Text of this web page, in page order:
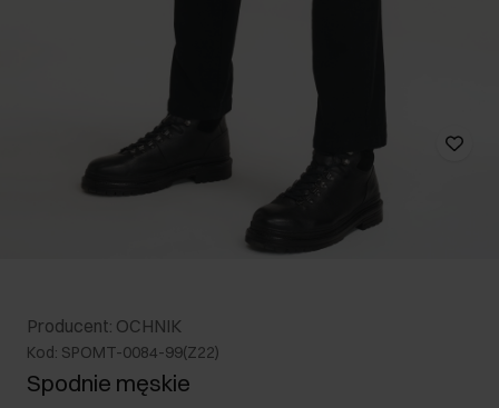
Producent: OCHNIK
Kod: SPOMT-0084-99(Z22)
Spodnie męskie